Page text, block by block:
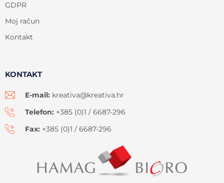
GDPR
Moj račun
Kontakt
KONTAKT
E-mail: kreativa@kreativa.hr
Telefon: +385 (0)1 / 6687-296
Fax: +385 (0)1 / 6687-296